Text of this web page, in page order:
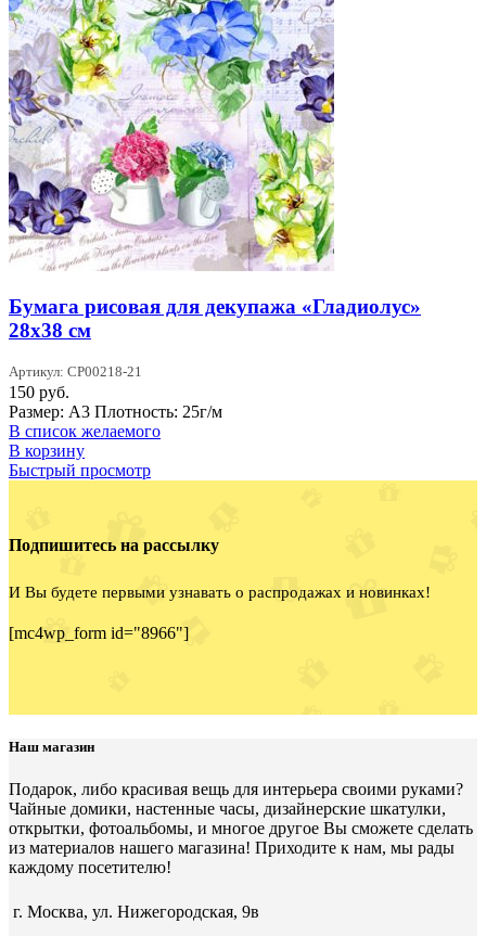
Бумага рисовая для декупажа «Гладиолус»
28х38 см
Артикул: CP00218-21
150 руб.
Размер: А3 Плотность: 25г/м
В список желаемого
В корзину
Быстрый просмотр
Подпишитесь на рассылку
И Вы будете первыми узнавать о распродажах и новинках!
[mc4wp_form id="8966"]
Наш магазин
Подарок, либо красивая вещь для интерьера своими руками?
Чайные домики, настенные часы, дизайнерские шкатулки,
открытки, фотоальбомы, и многое другое Вы сможете сделать
из материалов нашего магазина! Приходите к нам, мы рады
каждому посетителю!
г. Москва, ул. Нижегородская, 9в